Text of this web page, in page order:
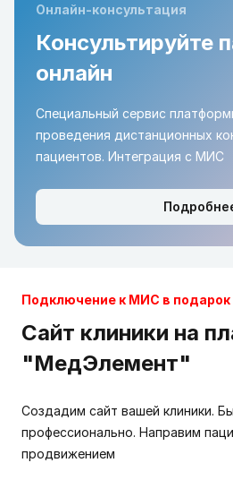
Онлайн-консультация
Консультируйте
онлайн
Специальный сервис
проведения дистанционных
пациентов. Интеграция с МИС
Подключение к МИС в подарок
Сайт клиники на
"МедЭлемент"
Создадим сайт вашей клиники.
профессионально. Направим
продвижением